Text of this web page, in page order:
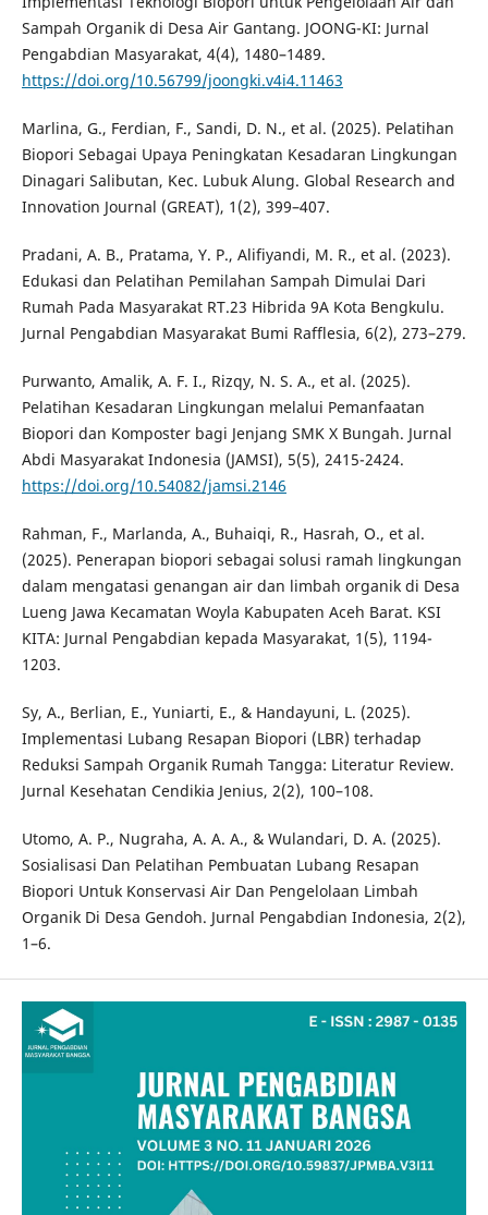
Sampah Organik di Desa Air Gantang. JOONG-KI: Jurnal
Pengabdian Masyarakat, 4(4), 1480–1489.
https://doi.org/10.56799/joongki.v4i4.11463
Marlina, G., Ferdian, F., Sandi, D. N., et al. (2025). Pelatihan
Biopori Sebagai Upaya Peningkatan Kesadaran Lingkungan
Dinagari Salibutan, Kec. Lubuk Alung. Global Research and
Innovation Journal (GREAT), 1(2), 399–407.
Pradani, A. B., Pratama, Y. P., Alifiyandi, M. R., et al. (2023).
Edukasi dan Pelatihan Pemilahan Sampah Dimulai Dari
Rumah Pada Masyarakat RT.23 Hibrida 9A Kota Bengkulu.
Jurnal Pengabdian Masyarakat Bumi Rafflesia, 6(2), 273–279.
Purwanto, Amalik, A. F. I., Rizqy, N. S. A., et al. (2025).
Pelatihan Kesadaran Lingkungan melalui Pemanfaatan
Biopori dan Komposter bagi Jenjang SMK X Bungah. Jurnal
Abdi Masyarakat Indonesia (JAMSI), 5(5), 2415-2424.
https://doi.org/10.54082/jamsi.2146
Rahman, F., Marlanda, A., Buhaiqi, R., Hasrah, O., et al.
(2025). Penerapan biopori sebagai solusi ramah lingkungan
dalam mengatasi genangan air dan limbah organik di Desa
Lueng Jawa Kecamatan Woyla Kabupaten Aceh Barat. KSI
KITA: Jurnal Pengabdian kepada Masyarakat, 1(5), 1194-
1203.
Sy, A., Berlian, E., Yuniarti, E., & Handayuni, L. (2025).
Implementasi Lubang Resapan Biopori (LBR) terhadap
Reduksi Sampah Organik Rumah Tangga: Literatur Review.
Jurnal Kesehatan Cendikia Jenius, 2(2), 100–108.
Utomo, A. P., Nugraha, A. A. A., & Wulandari, D. A. (2025).
Sosialisasi Dan Pelatihan Pembuatan Lubang Resapan
Biopori Untuk Konservasi Air Dan Pengelolaan Limbah
Organik Di Desa Gendoh. Jurnal Pengabdian Indonesia, 2(2),
1–6.